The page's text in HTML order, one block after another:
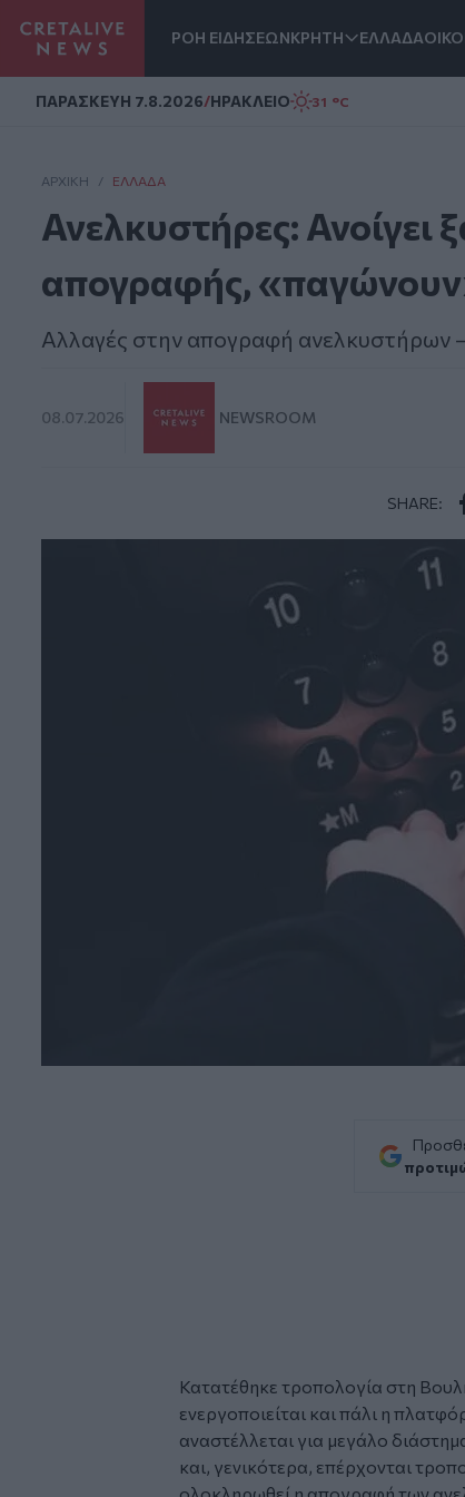
ΡΟΗ ΕΙΔΗΣΕΩΝΚΡΗΤΗ ΕΛΛΑΔΑ
ΠΑΡΑΣΚΕΥΗ 7.8.2026/ΗΡΑΚΛΕΙΟ 31 °C
ΑΡΧΙΚΗ / ΕΛΛΆΔΑ
Ανελκυστήρες: Ανοίγει
απογραφής,
Αλλαγές στην απογραφή ανελκυστήρων
08.07.2026 NEWSROOM
SHARE:
Κατατέθηκε τροπολογία στη
ενεργοποιείται και πάλι η
αναστέλλεται για μεγάλο
και, γενικότερα, επέρχονται